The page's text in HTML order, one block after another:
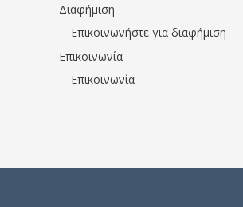
Διαφήμιση
Επικοινωνήστε για διαφήμιση
Επικοινωνία
Επικοινωνία